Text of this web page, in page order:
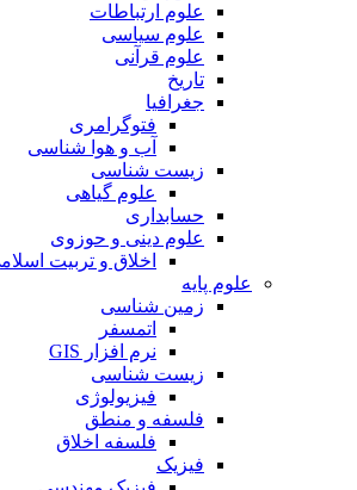
علوم ارتباطات
علوم سیاسی
علوم قرآنی
تاریخ
جغرافیا
فتوگرامری
آب و هوا شناسی
زیست شناسی
علوم گیاهی
حسابداری
علوم دینی و حوزوی
اخلاق و تربیت
علوم پایه
زمین شناسی
اتمسفر
نرم افزار GIS
زیست شناسی
فیزیولوژی
فلسفه و منطق
فلسفه اخلاق
فیزیک